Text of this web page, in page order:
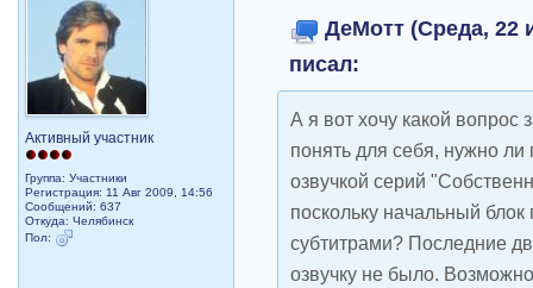
Активный участник
Группа: Участники
Регистрация: 11 Авг 2009, 14:56
Сообщений: 637
Откуда: Челябинск
Пол:
ДеМотт (Среда, 22
писал:
А я вот хочу какой вопрос
понять для себя, нужно
озвучкой серий
поскольку начальный
субтитрами? Последние
озвучку не было.